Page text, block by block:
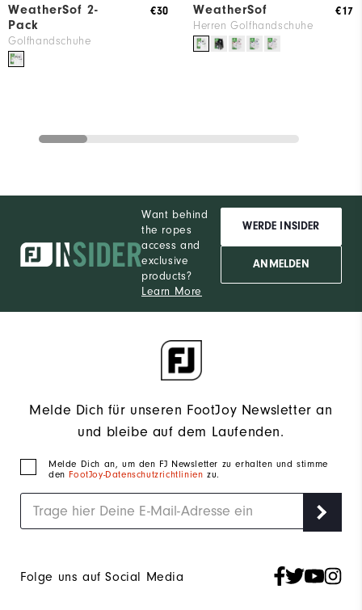
WeatherSof 2-
Pack
Golfhandschuhe
€30
WeatherSof
Herren Golfhandschuhe
€17
Want behind
the ropes
access and
exclusive
products?
Learn More
WERDE INSIDER
ANMELDEN
Melde Dich für unseren FootJoy Newsletter an
und bleibe auf dem Laufenden.
Melde Dich an, um den FJ Newsletter zu erhalten und stimme
den FootJoy-Datenschutzrichtlinienzu.
Folge uns auf Social Media